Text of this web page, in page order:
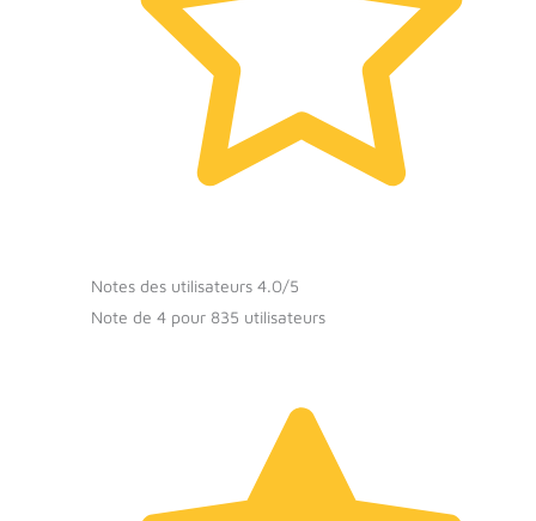
Notes des utilisateurs 4.0/5
Note de 4 pour 835 utilisateurs